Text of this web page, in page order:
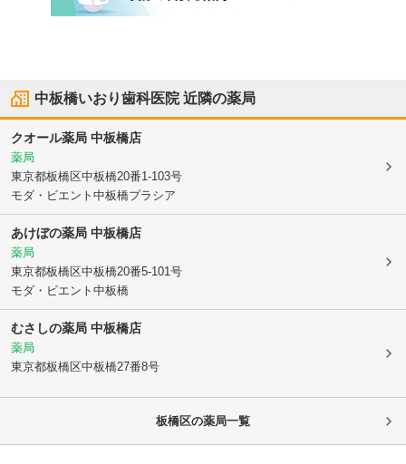
中板橋いおり歯科医院近隣の薬局
クオール薬局 中板橋店
薬局
東京都板橋区中板橋20番1-103号
モダ・ビエント中板橋プラシア
あけぼの薬局 中板橋店
薬局
東京都板橋区中板橋20番5-101号
モダ・ビエント中板橋
むさしの薬局 中板橋店
薬局
東京都板橋区中板橋27番8号
板橋区の薬局一覧